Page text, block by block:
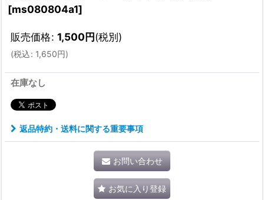
[ms080804a1]
販売価格: 1,500円(税別)
(税込: 1,650円)
在庫なし
返品特約・送料に関する重要事項
お問い合わせ
お気に入り登録